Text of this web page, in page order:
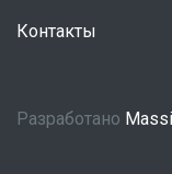
Контакты
Разработано